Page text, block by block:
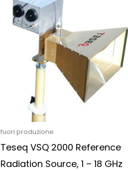
fuori produzione
Teseq VSQ 2000 Reference
Radiation Source, 1 – 18 GHz